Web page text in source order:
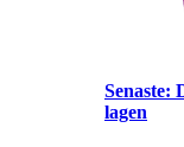
Senaste:
lagen